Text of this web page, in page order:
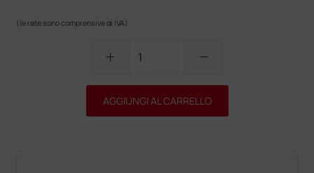
(le rate sono comprensive di IVA)
add remove
AGGIUNGI AL CARRELLO